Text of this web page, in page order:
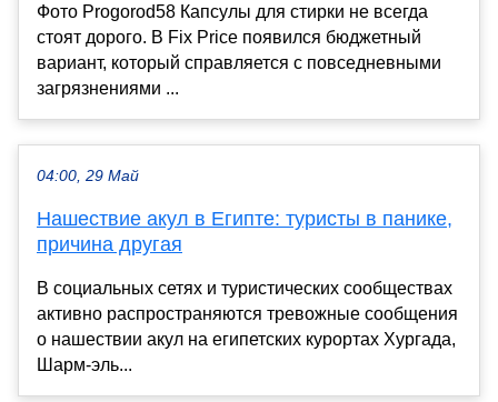
Фото Progorod58 Капсулы для стирки не всегда
стоят дорого. В Fix Price появился бюджетный
вариант, который справляется с повседневными
загрязнениями ...
04:00, 29 Май
Нашествие акул в Египте: туристы в панике,
причина другая
В социальных сетях и туристических сообществах
активно распространяются тревожные сообщения
о нашествии акул на египетских курортах Хургада,
Шарм-эль...